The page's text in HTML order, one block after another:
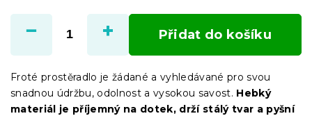
cena:
Přidat do košíku
Froté prostěradlo je žádané a vyhledávané pro svou
snadnou údržbu, odolnost a vysokou savost. Hebký
materiál je příjemný na dotek, drží stálý tvar a pyšní